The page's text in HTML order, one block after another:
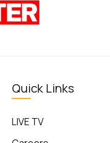
Quick Links
LIVE TV